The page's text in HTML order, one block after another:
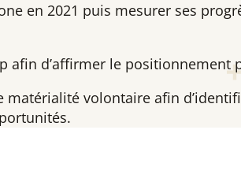
en 2021 puis mesurer ses
afin d’affirmer le positionnement
matérialité volontaire afin